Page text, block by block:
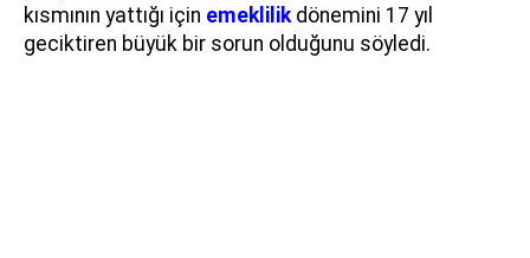
kısmının yattığı için emeklilik dönemini 17 yıl
geciktiren büyük bir sorun olduğunu söyledi.